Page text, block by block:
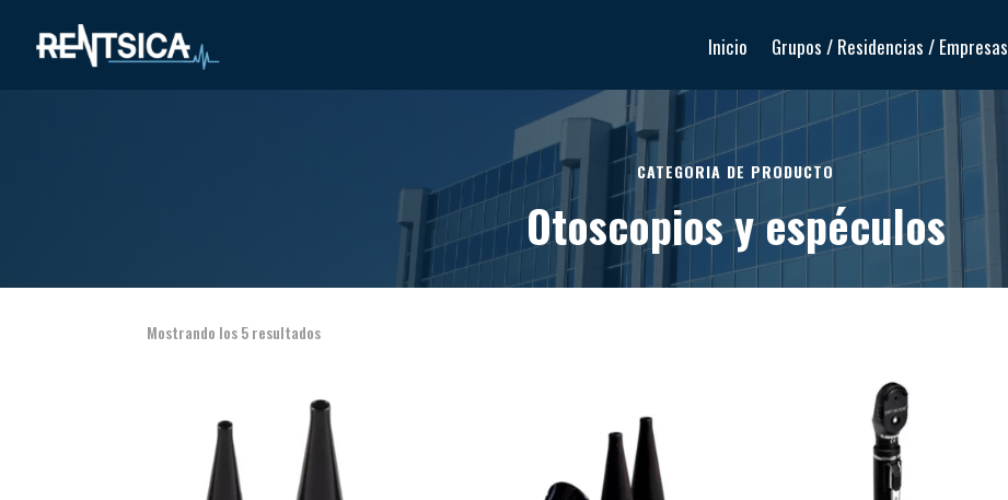
Inicio Grupos / Residencias / Empresas
CATEGORIA DE PRODUCTO
Otoscopios y espéculos
Mostrando los 5 resultados